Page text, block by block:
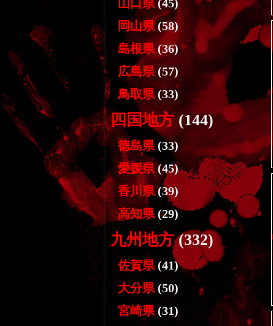
山口県 (45)
岡山県(58)
島根県(36)
広島県(57)
鳥取県 (33)
四国地方(144)
徳島県(33)
愛媛県(45)
香川県(39)
高知県(29)
九州地方(332)
佐賀県 (41)
大分県 (50)
宮崎県(31)